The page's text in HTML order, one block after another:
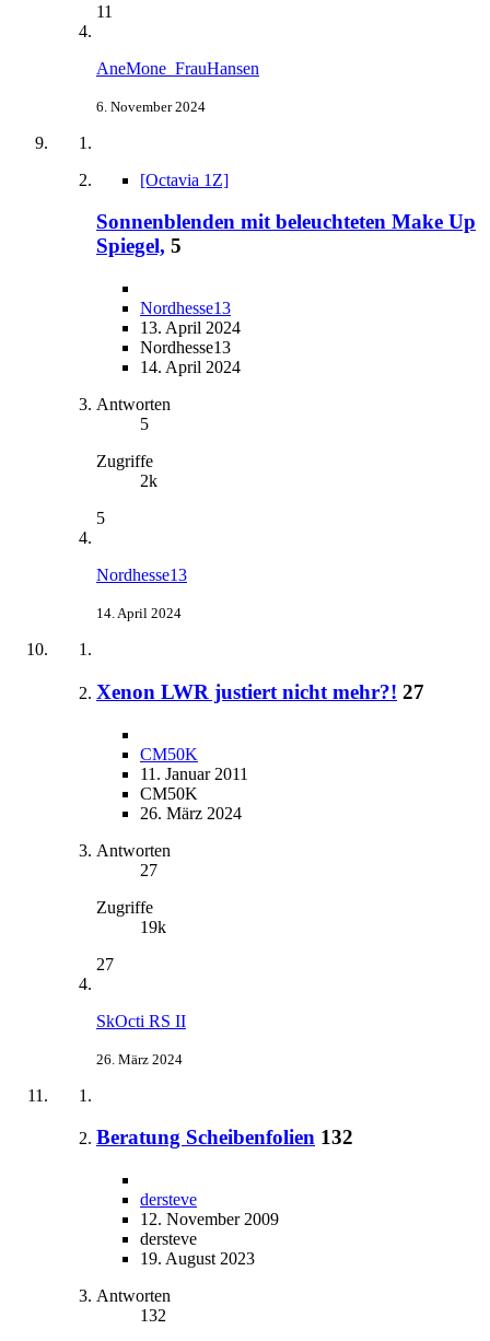
11
AneMone_FrauHansen
6. November 2024
[Octavia 1Z]
Sonnenblenden mit beleuchteten Make Up
Spiegel, 5
Nordhesse13
13. April 2024
Nordhesse13
14. April 2024
Antworten
5
Zugriffe
2k
5
Nordhesse13
14. April 2024
Xenon LWR justiert nicht mehr?! 27
CM50K
11. Januar 2011
CM50K
26. März 2024
Antworten
27
Zugriffe
19k
27
SkOcti RS II
26. März 2024
Beratung Scheibenfolien 132
dersteve
12. November 2009
dersteve
19. August 2023
Antworten
132